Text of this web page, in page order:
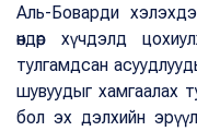
Аль-Боварди
өндөр хүчдэлд
тулгамдсан
шувуудыг хамгаалах
бол эх дэлхийн